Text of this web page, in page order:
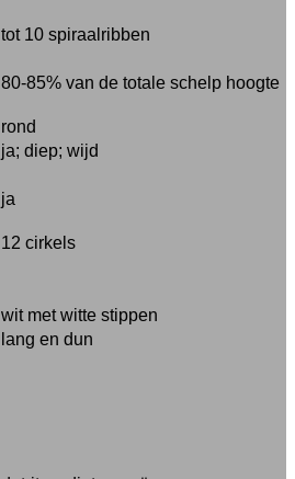
tot 10 spiraalribben
80-85% van de totale schelp hoogte
rond
ja; diep; wijd
ja
12 cirkels
wit met witte stippen
lang en dun